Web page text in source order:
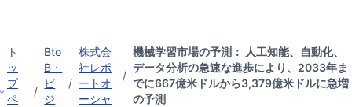
ト
ッ
プ
ペ
/
Bto
B・
ビ
ジ
/
株式会
社レポ
ートオ
ーシャ
/
機械学習市場の予測： 人工知能、自動化、
データ分析の急速な進歩により、2033年ま
でに667億米ドルから3,379億米ドルに急増
の予測